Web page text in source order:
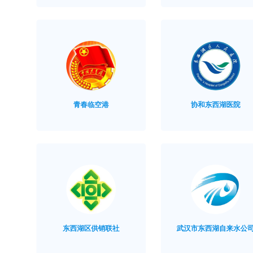
青春临空港 协和东西湖医院
东西湖区供销联社 武汉市东西湖自来水公司